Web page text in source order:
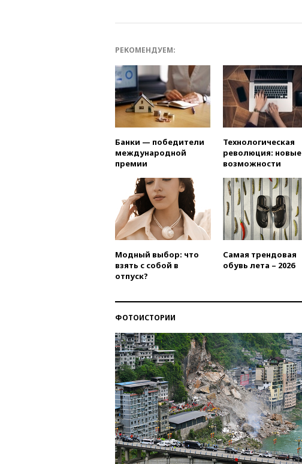
РЕКОМЕНДУЕМ:
Банки — победители
международной
премии
Технологическая
революция: новые
возможности
Модный выбор: что
взять с собой в
отпуск?
Самая трендовая
обувь лета – 2026
ФОТОИСТОРИИ